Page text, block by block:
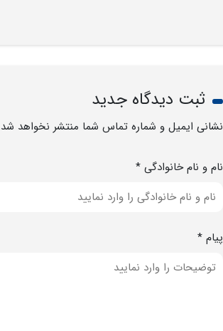
ثبت دیدگاه جدید
نشانی ایمیل و شماره تماس شما منتشر نخواهد
نام و نام خانوادگی *
پیام *